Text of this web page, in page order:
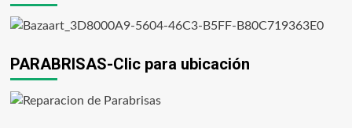
PARABRISAS-Clic para ubicación